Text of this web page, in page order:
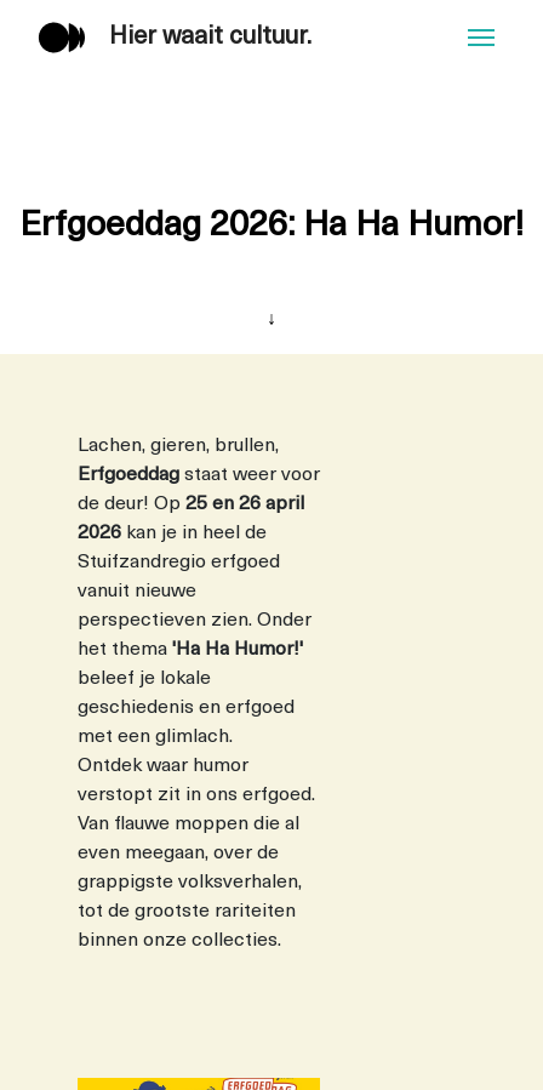
Hier waait cultuur. Menu
Erfgoeddag 2026: Ha Ha Humor!
↓
Lachen, gieren, brullen,
Erfgoeddag staat weer voor
de deur! Op 25 en 26 april
2026 kan je in heel de
Stuifzandregio erfgoed
vanuit nieuwe
perspectieven zien. Onder
het thema 'Ha Ha Humor!'
beleef je lokale
geschiedenis en erfgoed
met een glimlach.
Ontdek waar humor
verstopt zit in ons erfgoed.
Van flauwe moppen die al
even meegaan, over de
grappigste volksverhalen,
tot de grootste rariteiten
binnen onze collecties.